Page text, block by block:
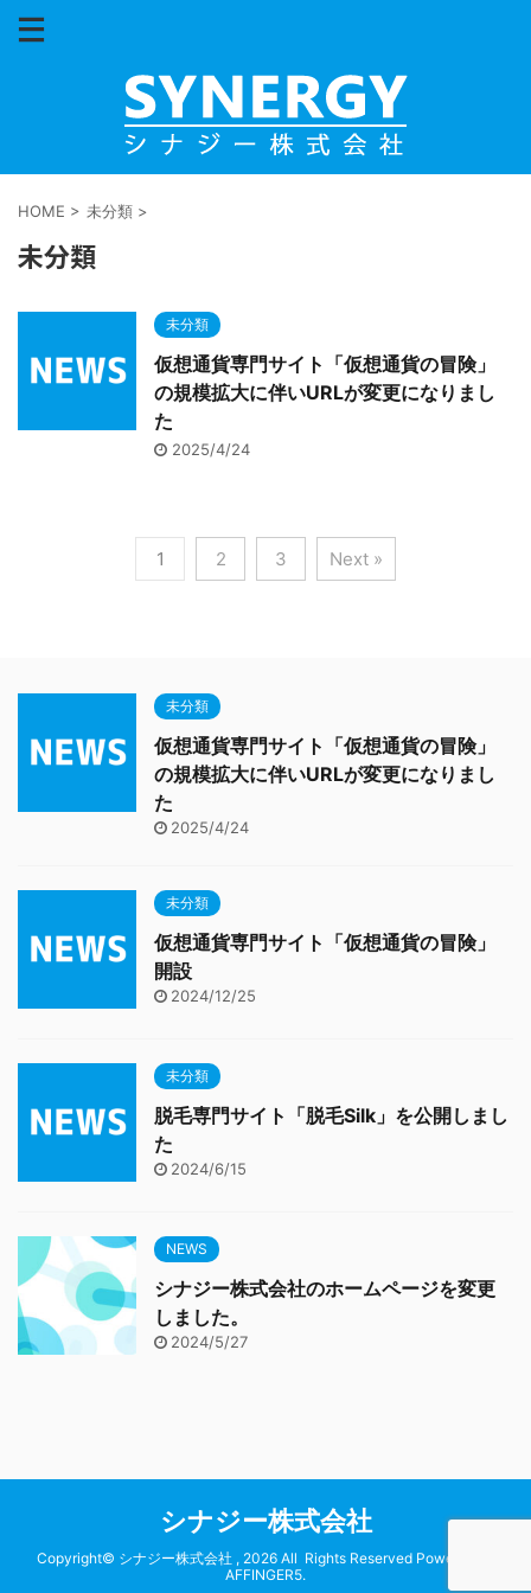
HOME > 未分類 >
未分類
未分類
仮想通貨専門サイト「仮想通貨の冒険」
の規模拡大に伴いURLが変更になりまし
た
2025/4/24
1 2 3 Next »
未分類
仮想通貨専門サイト「仮想通貨の冒険」
の規模拡大に伴いURLが変更になりまし
た
2025/4/24
未分類
仮想通貨専門サイト「仮想通貨の冒険」
開設
2024/12/25
未分類
脱毛専門サイト「脱毛Silk」を公開しまし
た
2024/6/15
NEWS
シナジー株式会社のホームページを変更
しました。
2024/5/27
シナジー株式会社
Copyright© シナジー株式会社 , 2026 All Rights Reserved Powered by
AFFINGER5.